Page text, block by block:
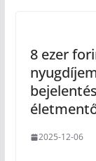
8 ezer
2025-12-06